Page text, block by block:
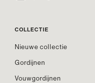
COLLECTIE
Nieuwe collectie
Gordijnen
Vouwgordijnen